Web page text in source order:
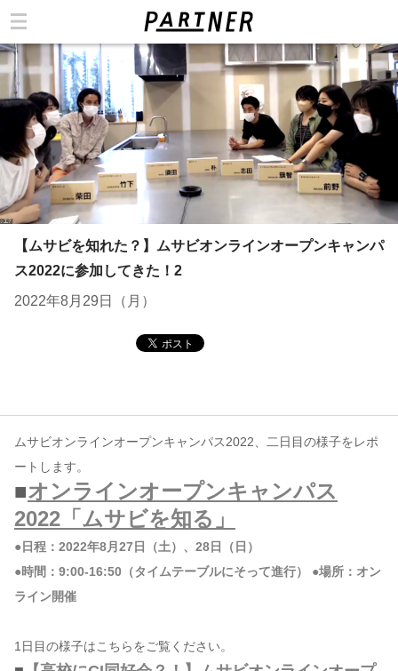
【ムサビを知れた？】ムサビオンラインオープンキャンパ
ス2022に参加してきた！2
2022年8月29日（月）
ムサビオンラインオープンキャンパス2022、二日目の様子をレポ
ートします。
■オンラインオープンキャンパス
2022「ムサビを知る」
●日程：2022年8月27日（土）、28日（日）
●時間：9:00-16:50（タイムテーブルにそって進行） ●場所：オン
ライン開催
1日目の様子はこちらをご覧ください。
カテゴリ
コンテンツ
このサイトについて
運営会社
お問い合わせ